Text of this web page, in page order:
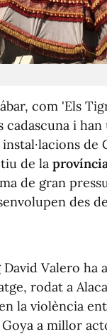
com 'Els
cadascuna i
de
de la
de gran
des
Valero ha
rodat a
la violència
a millor